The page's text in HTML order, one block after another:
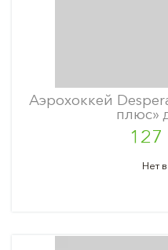
Аэрохоккей
плюс»
127
Нет